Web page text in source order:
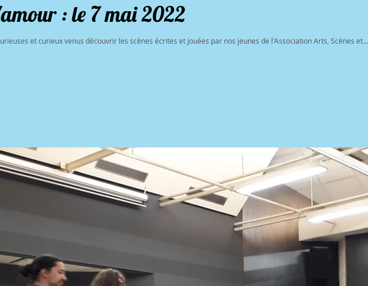
: le 7 mai 2022
et curieux venus découvrir les scènes écrites et jouées par nos jeunes de l'Association Arts, Scènes et...